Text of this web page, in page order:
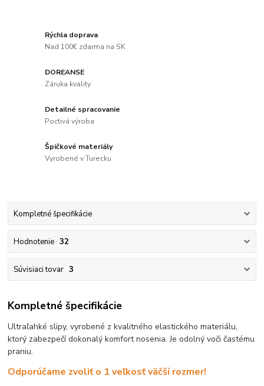
Rýchla doprava
Nad 100€ zdarma na SK
DOREANSE
Záruka kvality
Detailné spracovanie
Poctivá výroba
Špičkové materiály
Vyrobené v Turecku
Kompletné špecifikácie
Hodnotenie 32
Súvisiaci tovar 3
Kompletné špecifikácie
Ultraľahké slipy, vyrobené z kvalitného elastického materiálu,
ktorý zabezpečí dokonalý komfort nosenia. Je odolný voči častému
praniu.
Odporúčame zvoliť o 1 veľkosť väčší rozmer!